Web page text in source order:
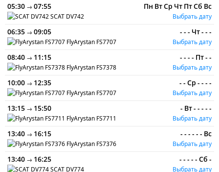
05:30 → 07:55
SCAT DV742
Пн ВтСр Чт ПтСб Вс
Выбрать дату
06:35 → 09:05
FlyArystan FS7707
- - - Чт- - -
Выбрать дату
08:40 → 11:15
FlyArystan FS7378
- - - - Пт- -
Выбрать дату
10:00 → 12:35
FlyArystan FS7707
- - Ср - - - -
Выбрать дату
13:15 → 15:50
FlyArystan FS7711
- Вт- - - - -
Выбрать дату
13:40 → 16:15
FlyArystan FS7376
- - - - - - Вс
Выбрать дату
13:40 → 16:25
SCAT DV774
- - - - - Сб -
Выбрать дату